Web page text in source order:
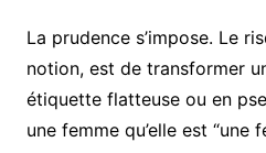
La prudence s’impose. Le
notion, est de transformer
étiquette flatteuse ou en
une femme qu’elle est “une